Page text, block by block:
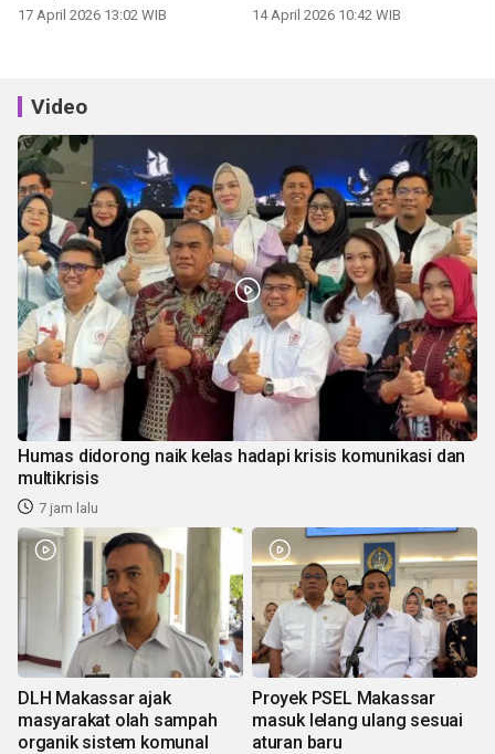
17 April 2026 13:02 WIB 14 April 2026 10:42 WIB
Video
Humas didorong naik kelas hadapi krisis komunikasi dan
multikrisis
7 jam lalu
DLH Makassar ajak
masyarakat olah sampah
organik sistem komunal
Proyek PSEL Makassar
masuk lelang ulang sesuai
aturan baru